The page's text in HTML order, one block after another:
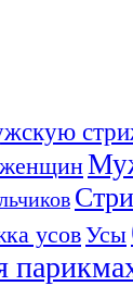
женщин
усовУсы